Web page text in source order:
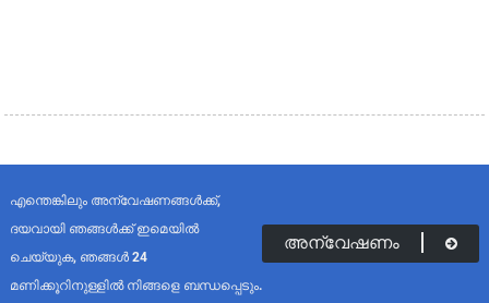
എന്തെങ്കിലും അന്വേഷണങ്ങൾക്ക്,
ദയവായി ഞങ്ങൾക്ക് ഇമെയിൽ
ചെയ്യുക, ഞങ്ങൾ 24
മണിക്കൂറിനുള്ളിൽ നിങ്ങളെ ബന്ധപ്പെടും.
അന്വേഷണം